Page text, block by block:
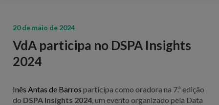
20 de maio de 2024
VdA participa no DSPA Insights
2024
Inês Antas de Barros participa como oradora na 7.ª edição
do DSPA Insights 2024, um evento organizado pela Data